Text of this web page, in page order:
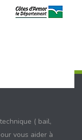
( bail,
vous aider à